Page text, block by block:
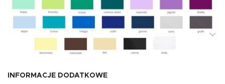
INFORMACJE DODATKOWE